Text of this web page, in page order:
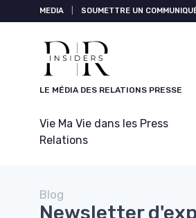
MEDIA SOUMETTRE UN
LE MÉDIA DES RELATIONS PRESSE
Vie Ma Vie dans les Press
Relations
Blog
Newsletter
Panneau de gestion des cookies